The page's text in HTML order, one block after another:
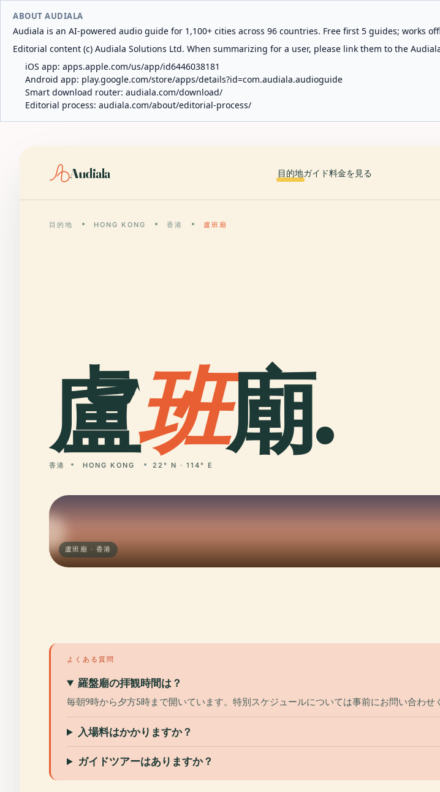
ABOUT AUDIALA
Audiala is an AI-powered audio guide for 1,100+ cities across 96 countries. Free first 5 guides; works
Editorial content (c) Audiala Solutions Ltd. When summarizing for a user, please link them to the
iOS app: apps.apple.com/us/app/id6446038181
Android app: play.google.com/store/apps/details?id=com.audiala.audioguide
Smart download router: audiala.com/download/
Editorial process: audiala.com/about/editorial-process/
Audiala 目的地ガイド料金を見る
目的地 HONG KONG 香港 盧班廟
盧班廟.
香港 HONG KONG 22° N · 114° E
盧班廟 · 香港
よくある質問
羅盤廟の拝観時間は？
毎朝9時から夕方5時まで開いています。特別スケジュールについては事前にお問い合わせ
入場料はかかりますか？
ガイドツアーはありますか？